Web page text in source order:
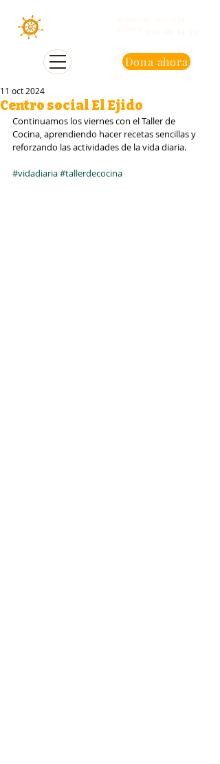
Dona ahora
Centro social El Ejido
11 oct 2024
Continuamos los viernes con el Taller de
Cocina, aprendiendo hacer recetas sencillas y
reforzando las actividades de la vida diaria.
#vidadiaria#tallerdecocina